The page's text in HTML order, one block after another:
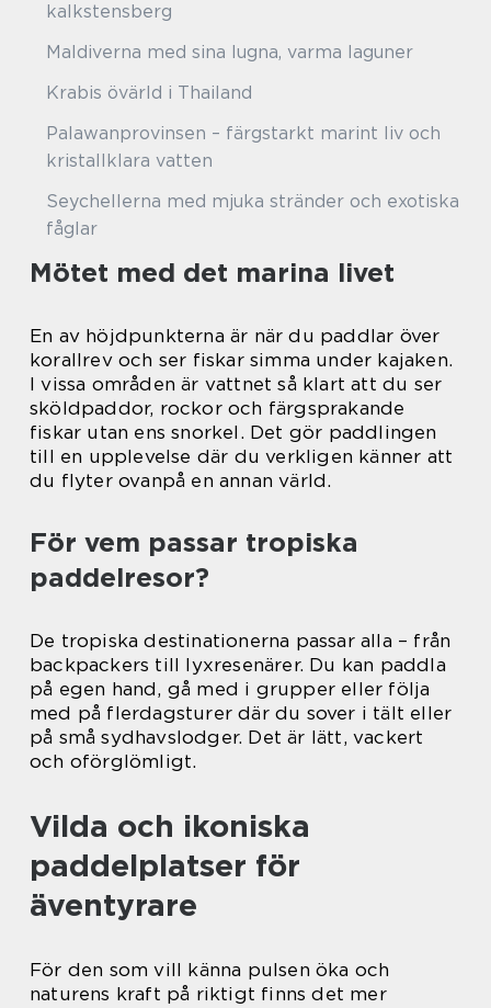
kalkstensberg
Maldiverna med sina lugna, varma laguner
Krabis övärld i Thailand
Palawanprovinsen – färgstarkt marint liv och
kristallklara vatten
Seychellerna med mjuka stränder och exotiska
fåglar
Mötet med det marina livet
En av höjdpunkterna är när du paddlar över
korallrev och ser fiskar simma under kajaken.
I vissa områden är vattnet så klart att du ser
sköldpaddor, rockor och färgsprakande
fiskar utan ens snorkel. Det gör paddlingen
till en upplevelse där du verkligen känner att
du flyter ovanpå en annan värld.
För vem passar tropiska
paddelresor?
De tropiska destinationerna passar alla – från
backpackers till lyxresenärer. Du kan paddla
på egen hand, gå med i grupper eller följa
med på flerdagsturer där du sover i tält eller
på små sydhavslodger. Det är lätt, vackert
och oförglömligt.
Vilda och ikoniska
paddelplatser för
äventyrare
För den som vill känna pulsen öka och
naturens kraft på riktigt finns det mer